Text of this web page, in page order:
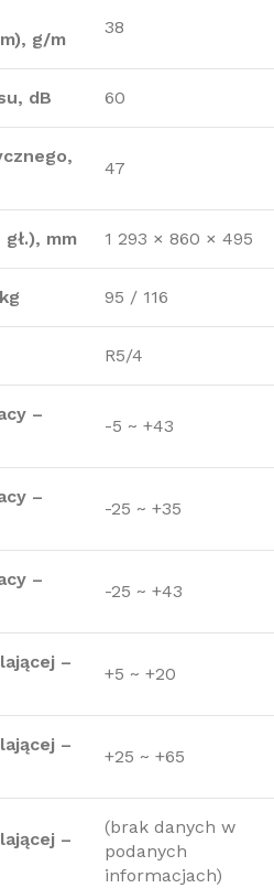
g/m
38
dB 60
47
mm 1 293 × 860 × 495
95 / 116
R5/4
–
-5 ~ +43
–
-25 ~ +35
–
-25 ~ +43
–
+5 ~ +20
–
+25 ~ +65
–
(brak danych w
podanych
informacjach)